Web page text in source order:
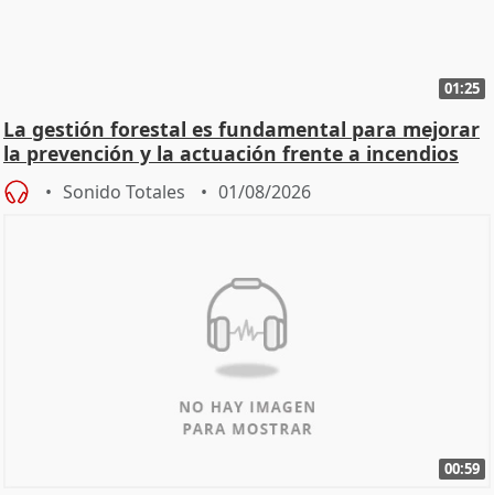
01:25
La gestión forestal es fundamental para mejorar
la prevención y la actuación frente a incendios
Sonido Totales 01/08/2026
00:59